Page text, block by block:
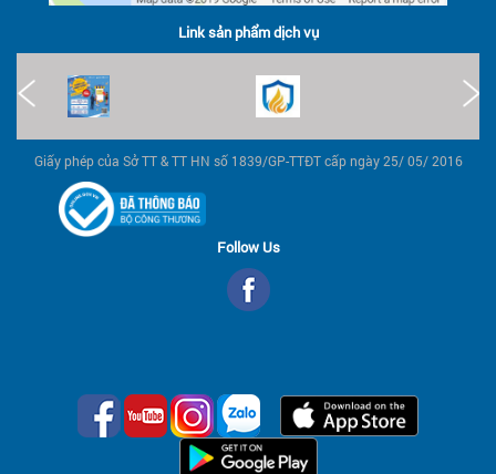
Link sản phẩm dịch vụ
Giấy phép của Sở TT & TT HN số 1839/GP-TTĐT cấp ngày 25/ 05/ 2016
Follow Us